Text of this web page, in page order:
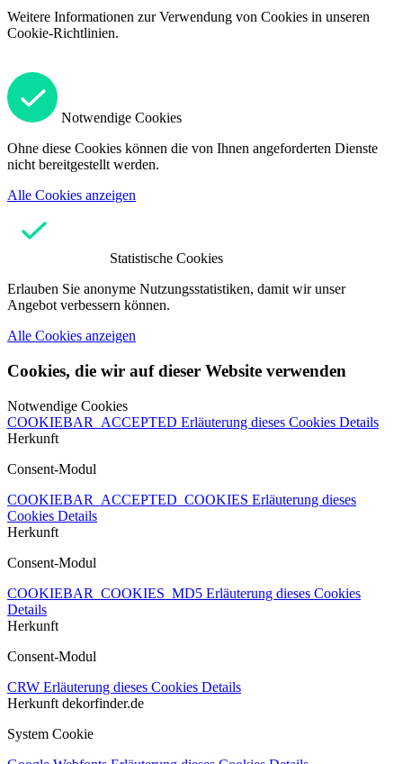
Weitere Informationen zur Verwendung von Cookies in unseren
Cookie-Richtlinien.
Notwendige Cookies
Ohne diese Cookies können die von Ihnen angeforderten Dienste
nicht bereitgestellt werden.
Alle Cookies anzeigen
Statistische Cookies
Erlauben Sie anonyme Nutzungsstatistiken, damit wir unser
Angebot verbessern können.
Alle Cookies anzeigen
Cookies, die wir auf dieser Website verwenden
Notwendige Cookies
COOKIEBAR_ACCEPTED Erläuterung dieses Cookies Details
Herkunft
Consent-Modul
COOKIEBAR_ACCEPTED_COOKIES Erläuterung dieses
Cookies Details
Herkunft
Consent-Modul
COOKIEBAR_COOKIES_MD5 Erläuterung dieses Cookies
Details
Herkunft
Consent-Modul
CRW Erläuterung dieses Cookies Details
Herkunft dekorfinder.de
System Cookie